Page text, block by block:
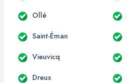
Ollé
Saint-Éman
Vieuvicq
Dreux